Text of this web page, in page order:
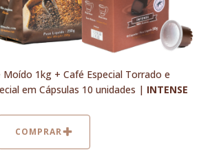
1kg + Café Especial Torrado e
em Cápsulas 10 unidades | INTENSE
COMPRAR